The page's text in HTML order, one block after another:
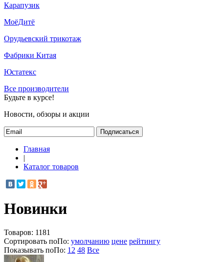
Карапузик
МоёДитё
Орудьевский трикотаж
Фабрики Китая
Юстатекс
Все производители
Будьте в курсе!
Новости, обзоры и акции
Подписаться
Главная
|
Каталог товаров
Новинки
Товаров: 1181
Сортировать поПо: умолчанию цене рейтингу
Показывать поПо: 12 48 Все